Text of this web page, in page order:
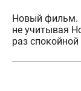
Новый фильм.
не учитывая
раз спокойной